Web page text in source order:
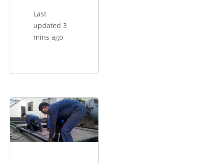
Last
updated 3
mins ago